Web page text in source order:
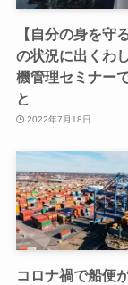
【自分の身を守
の状況に出くわ
機管理セミナー
と
2022年7月18日
コロナ禍で船便